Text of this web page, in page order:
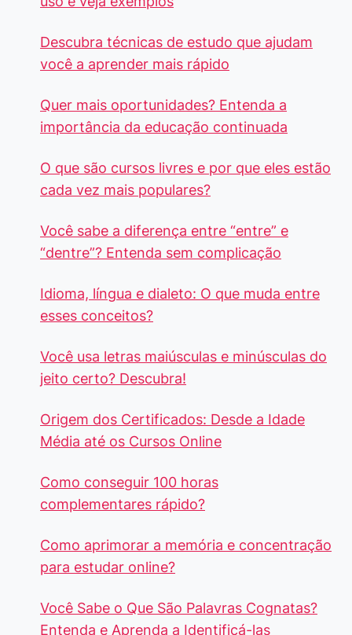
Descubra técnicas de estudo que ajudam
você a aprender mais rápido
Quer mais oportunidades? Entenda a
importância da educação continuada
O que são cursos livres e por que eles estão
cada vez mais populares?
Você sabe a diferença entre “entre” e
“dentre”? Entenda sem complicação
Idioma, língua e dialeto: O que muda entre
esses conceitos?
Você usa letras maiúsculas e minúsculas do
jeito certo? Descubra!
Origem dos Certificados: Desde a Idade
Média até os Cursos Online
Como conseguir 100 horas
complementares rápido?
Como aprimorar a memória e concentração
para estudar online?
Você Sabe o Que São Palavras Cognatas?
Entenda e Aprenda a Identificá-las